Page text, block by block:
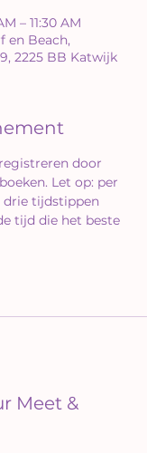
– 11:30 AM
en Beach,
2225 BB Katwijk
door
Let op: per
drie tijdstippen
tijd die het beste
Meet &